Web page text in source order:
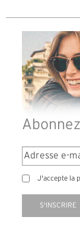
J'accepte la
S'INSCRIRE